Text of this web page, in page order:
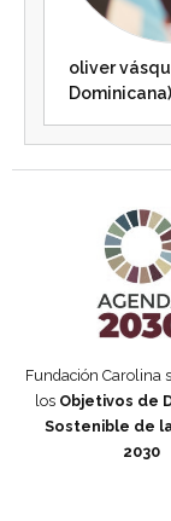
oliver
Dominicana)
Fundación Carolina
los Objetivos de
Sostenible de
2030